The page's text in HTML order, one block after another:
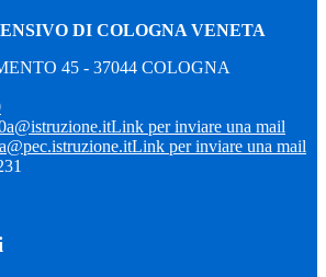
DI COLOGNA VENETA
45 - 37044 COLOGNA
Link per inviare una mail
Link per inviare una mail